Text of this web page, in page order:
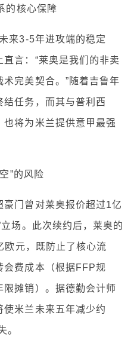
的核心保障
来3-5年进攻端的稳定
言：“莱奥是我们的非卖
完美契合。”随着吉鲁年
任务，而其与普利西
将为米兰提供意甲最强
”的风险
门曾对莱奥报价超过1亿
场。此次续约后，莱奥的
元，既防止了核心流
会费成本（根据FFP规
摊销）。据德勤会计师
米兰未来五年减少约
。